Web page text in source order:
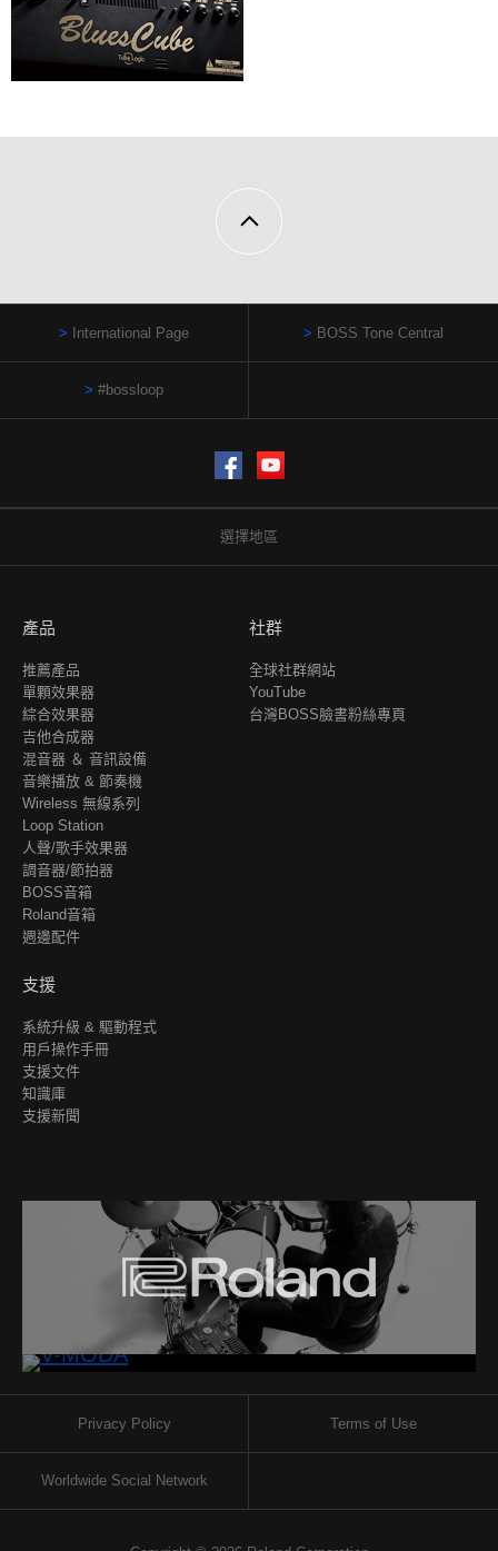
International Page BOSS Tone Central
#bossloop
FacebookYouTube
選擇地區
產品
推薦產品
單顆效果器
綜合效果器
吉他合成器
混音器 ＆ 音訊設備
音樂播放 & 節奏機
Wireless 無線系列
Loop Station
人聲/歌手效果器
調音器/節拍器
BOSS音箱
Roland音箱
週邊配件
社群
全球社群網站
YouTube
台灣BOSS臉書粉絲專頁
支援
系統升級 & 驅動程式
用戶操作手冊
支援文件
知識庫
支援新聞
Privacy Policy Terms of Use
Worldwide Social Network